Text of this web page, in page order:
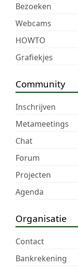
Bezoeken
Webcams
HOWTO
Grafiekjes
Community
Inschrijven
Metameetings
Chat
Forum
Projecten
Agenda
Organisatie
Contact
Bankrekening